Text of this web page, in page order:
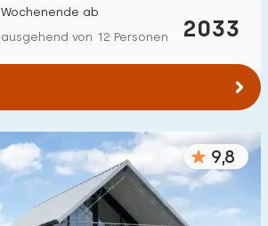
2033
Wochenende ab
ausgehend von 12 Personen
9,8